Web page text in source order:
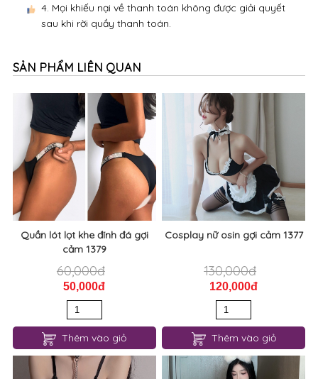
4. Mọi khiếu nại về thanh toán không được giải quyết
sau khi rời quầy thanh toán.
SẢN PHẨM LIÊN QUAN
Quần lót lọt khe đính đá gợi
cảm 1379
60,000đ
50,000đ
Thêm vào giỏ
Cosplay nữ osin gợi cảm 1377
130,000đ
120,000đ
Thêm vào giỏ